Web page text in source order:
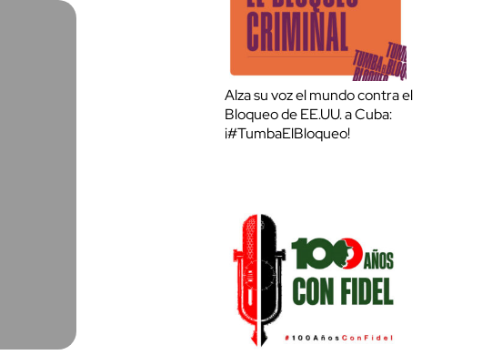
Alza su voz el mundo contra el
Bloqueo de EE.UU. a Cuba:
¡#TumbaElBloqueo!